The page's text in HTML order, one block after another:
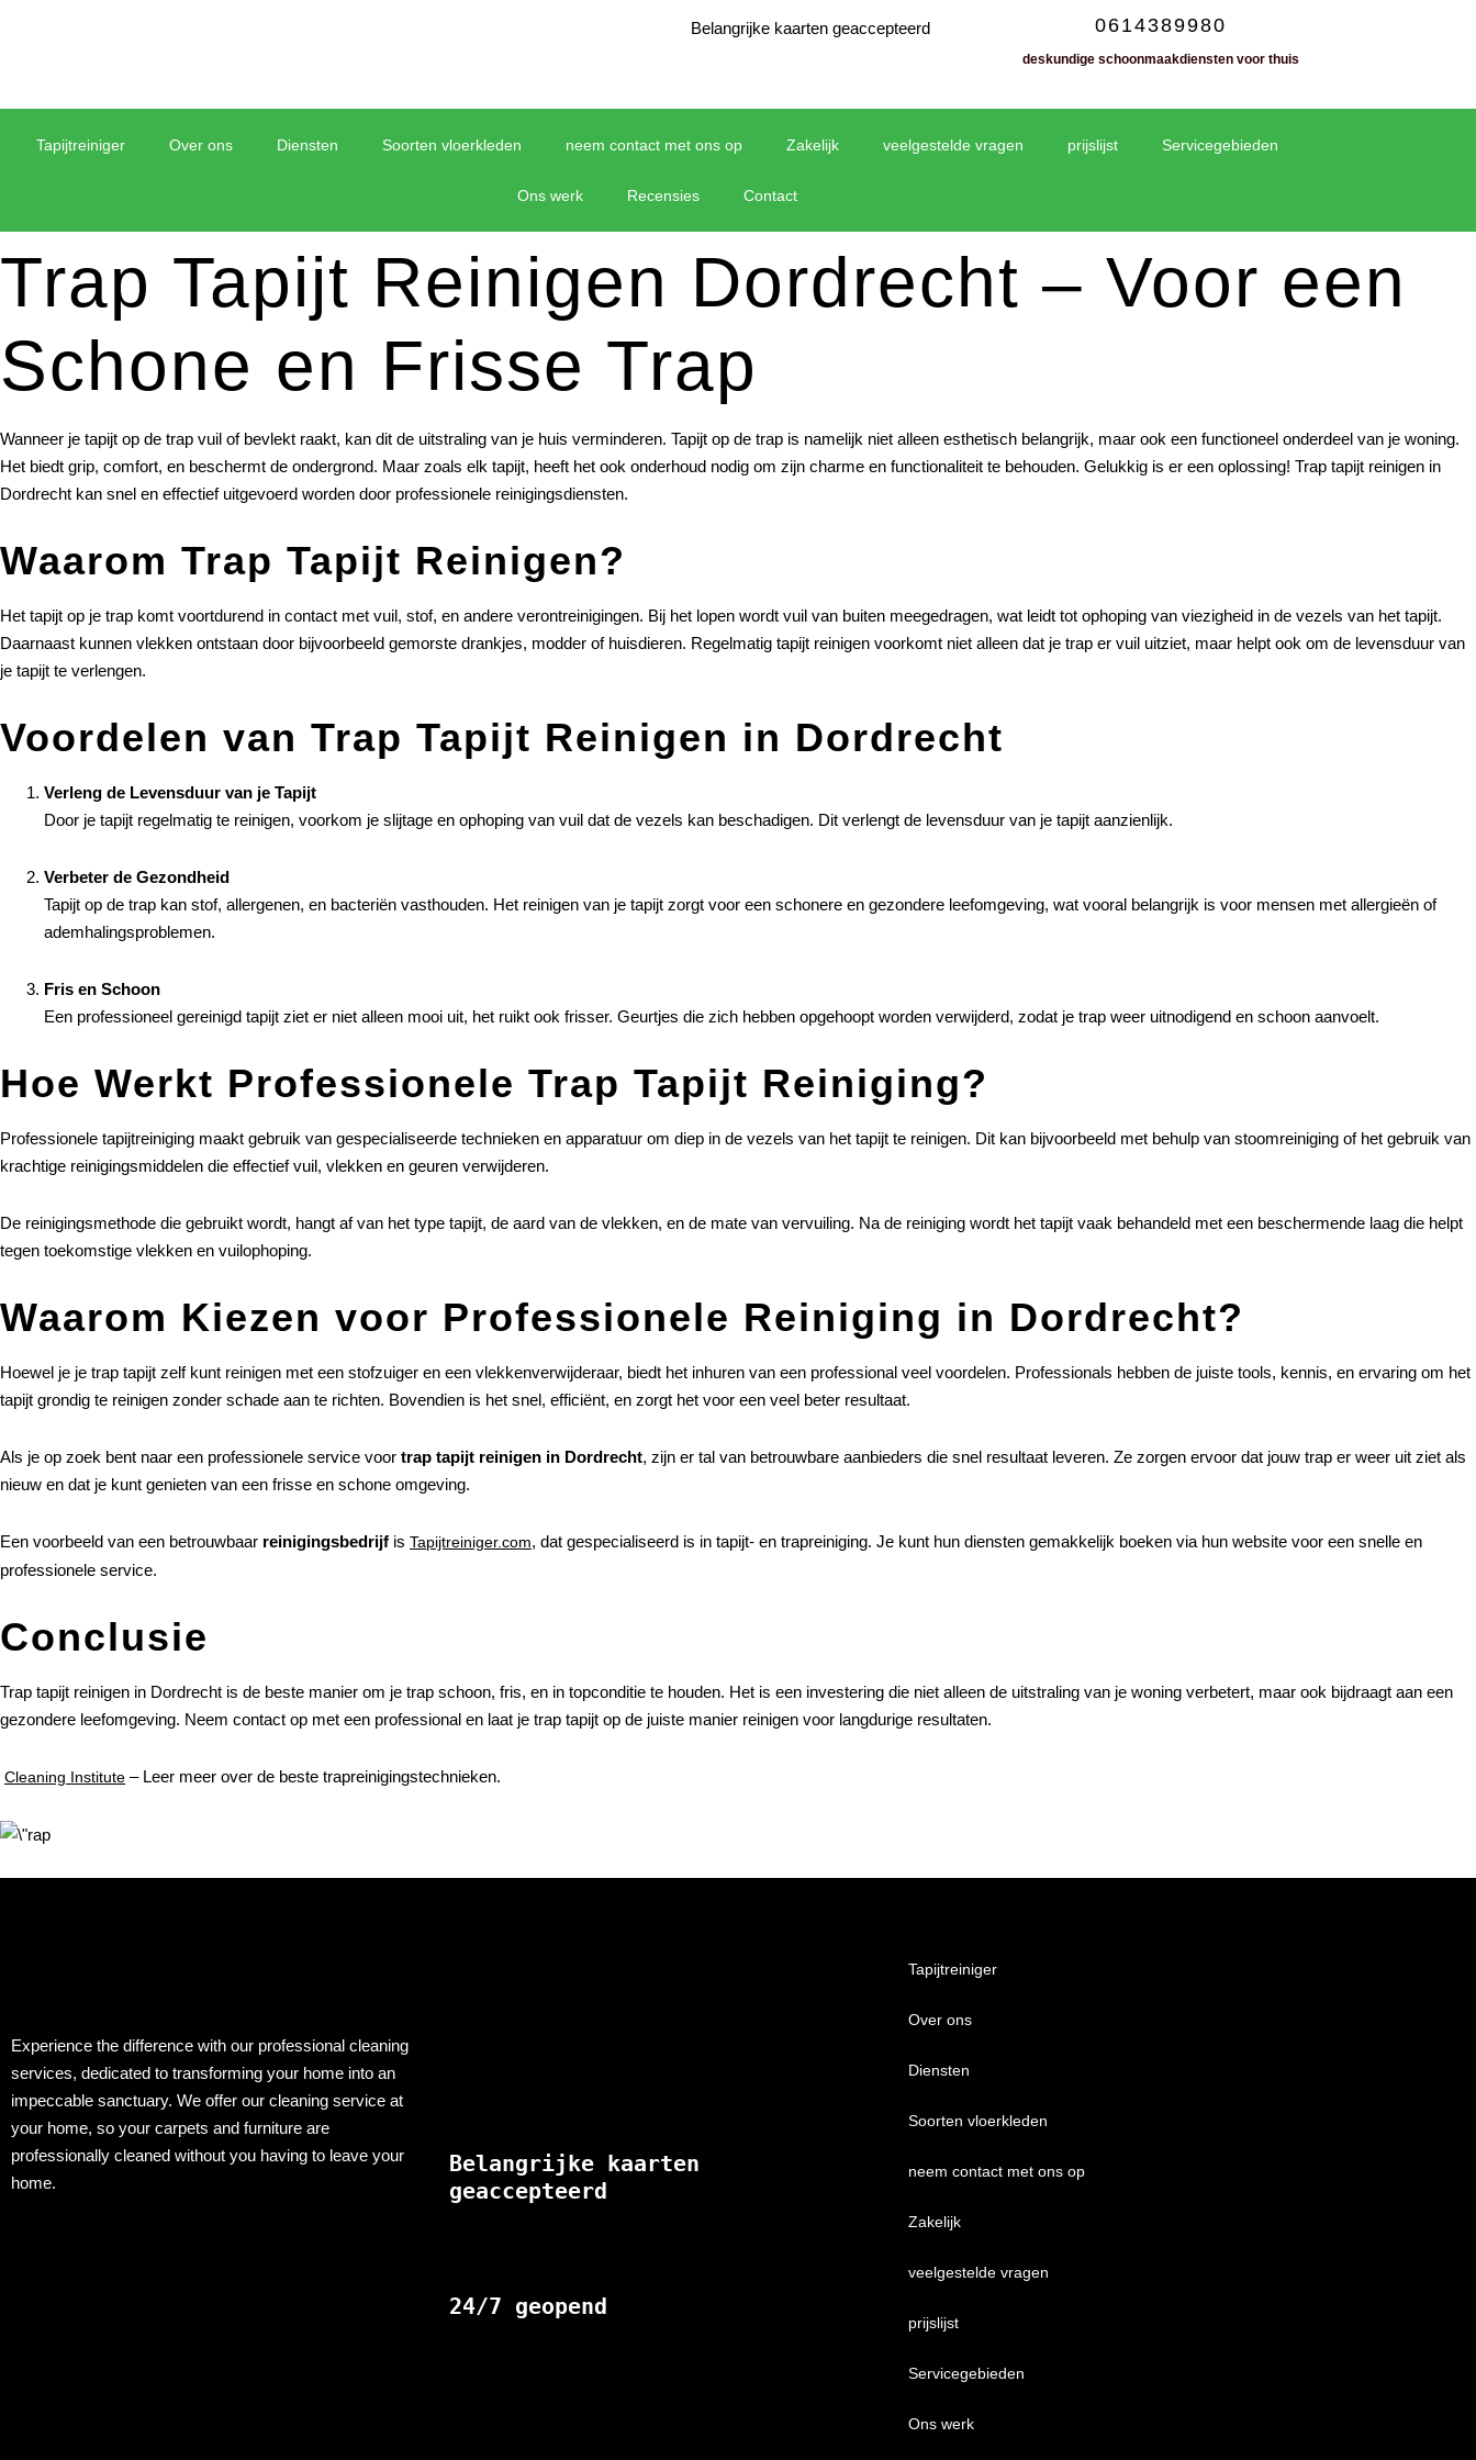
Belangrijke kaarten geaccepteerd 0614389980
deskundige schoonmaakdiensten voor thuis
Tapijtreiniger Over ons Diensten Soorten vloerkleden neem contact met ons op Zakelijk veelgestelde vragen prijslijst Servicegebieden
Ons werk Recensies Contact
Trap Tapijt Reinigen Dordrecht – Voor een
Schone en Frisse Trap
Wanneer je tapijt op de trap vuil of bevlekt raakt, kan dit de uitstraling van je huis verminderen. Tapijt op de trap is namelijk niet alleen esthetisch belangrijk, maar ook een functioneel onderdeel van je woning.
Het biedt grip, comfort, en beschermt de ondergrond. Maar zoals elk tapijt, heeft het ook onderhoud nodig om zijn charme en functionaliteit te behouden. Gelukkig is er een oplossing! Trap tapijt reinigen in
Dordrecht kan snel en effectief uitgevoerd worden door professionele reinigingsdiensten.
Waarom Trap Tapijt Reinigen?
Het tapijt op je trap komt voortdurend in contact met vuil, stof, en andere verontreinigingen. Bij het lopen wordt vuil van buiten meegedragen, wat leidt tot ophoping van viezigheid in de vezels van het tapijt.
Daarnaast kunnen vlekken ontstaan door bijvoorbeeld gemorste drankjes, modder of huisdieren. Regelmatig tapijt reinigen voorkomt niet alleen dat je trap er vuil uitziet, maar helpt ook om de levensduur van
je tapijt te verlengen.
Voordelen van Trap Tapijt Reinigen in Dordrecht
Verleng de Levensduur van je Tapijt
Door je tapijt regelmatig te reinigen, voorkom je slijtage en ophoping van vuil dat de vezels kan beschadigen. Dit verlengt de levensduur van je tapijt aanzienlijk.
Verbeter de Gezondheid
Tapijt op de trap kan stof, allergenen, en bacteriën vasthouden. Het reinigen van je tapijt zorgt voor een schonere en gezondere leefomgeving, wat vooral belangrijk is voor mensen met allergieën of
ademhalingsproblemen.
Fris en Schoon
Een professioneel gereinigd tapijt ziet er niet alleen mooi uit, het ruikt ook frisser. Geurtjes die zich hebben opgehoopt worden verwijderd, zodat je trap weer uitnodigend en schoon aanvoelt.
Hoe Werkt Professionele Trap Tapijt Reiniging?
Professionele tapijtreiniging maakt gebruik van gespecialiseerde technieken en apparatuur om diep in de vezels van het tapijt te reinigen. Dit kan bijvoorbeeld met behulp van stoomreiniging of het gebruik van
krachtige reinigingsmiddelen die effectief vuil, vlekken en geuren verwijderen.
De reinigingsmethode die gebruikt wordt, hangt af van het type tapijt, de aard van de vlekken, en de mate van vervuiling. Na de reiniging wordt het tapijt vaak behandeld met een beschermende laag die helpt
tegen toekomstige vlekken en vuilophoping.
Waarom Kiezen voor Professionele Reiniging in Dordrecht?
Hoewel je je trap tapijt zelf kunt reinigen met een stofzuiger en een vlekkenverwijderaar, biedt het inhuren van een professional veel voordelen. Professionals hebben de juiste tools, kennis, en ervaring om het
tapijt grondig te reinigen zonder schade aan te richten. Bovendien is het snel, efficiënt, en zorgt het voor een veel beter resultaat.
Als je op zoek bent naar een professionele service voor trap tapijt reinigen in Dordrecht, zijn er tal van betrouwbare aanbieders die snel resultaat leveren. Ze zorgen ervoor dat jouw trap er weer uit ziet als
nieuw en dat je kunt genieten van een frisse en schone omgeving.
Een voorbeeld van een betrouwbaar reinigingsbedrijf is Tapijtreiniger.com, dat gespecialiseerd is in tapijt- en trapreiniging. Je kunt hun diensten gemakkelijk boeken via hun website voor een snelle en
professionele service.
Conclusie
Trap tapijt reinigen in Dordrecht is de beste manier om je trap schoon, fris, en in topconditie te houden. Het is een investering die niet alleen de uitstraling van je woning verbetert, maar ook bijdraagt aan een
gezondere leefomgeving. Neem contact op met een professional en laat je trap tapijt op de juiste manier reinigen voor langdurige resultaten.
Cleaning Institute – Leer meer over de beste trapreinigingstechnieken.
Experience the difference with our professional cleaning
services, dedicated to transforming your home into an
impeccable sanctuary. We offer our cleaning service at
your home, so your carpets and furniture are
professionally cleaned without you having to leave your
home.
Belangrijke kaarten
geaccepteerd
24/7 geopend
Tapijtreiniger
Over ons
Diensten
Soorten vloerkleden
neem contact met ons op
Zakelijk
veelgestelde vragen
prijslijst
Servicegebieden
Ons werk